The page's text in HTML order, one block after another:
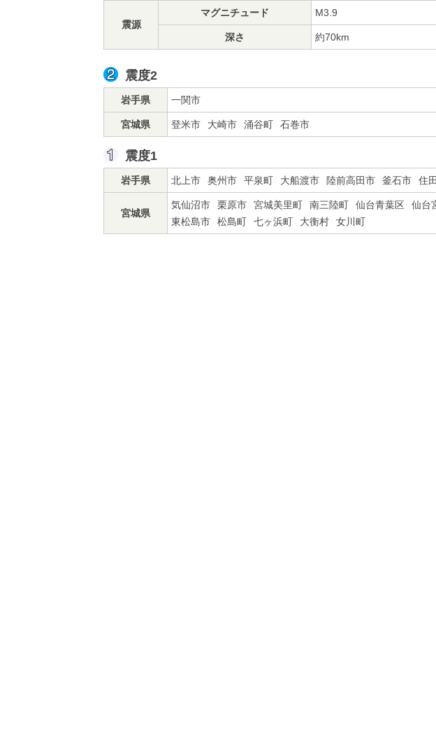
震源
マグニチュード M3.9
深さ 約70km
震度2
岩手県 一関市
宮城県 登米市 大崎市 涌谷町 石巻市
震度1
岩手県 北上市 奥州市 平泉町 大船渡市 陸前高田市 釜石市 住
宮城県
気仙沼市 栗原市 宮城美里町 南三陸町 仙台青葉区 仙台
東松島市
松島町 七ヶ浜町 大衡村 女川町